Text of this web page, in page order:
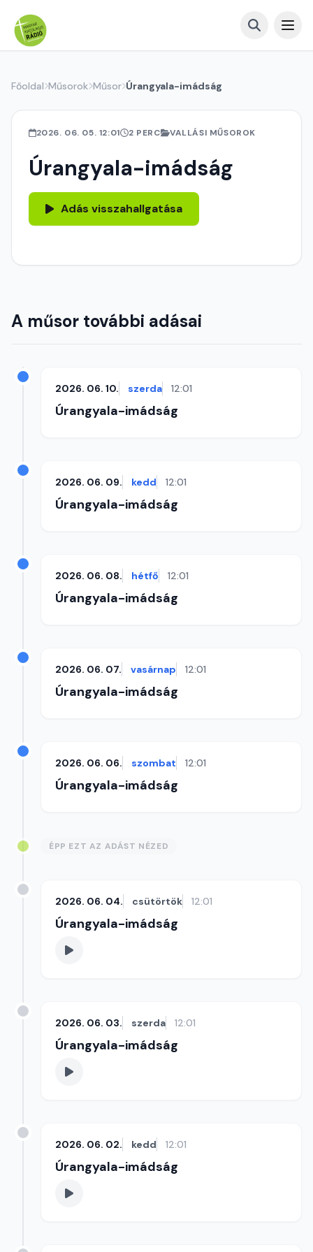
Főoldal Műsorok Műsor Úrangyala-imádság
2026. 06. 05. 12:01 2 PERC VALLÁSI MŰSOROK
Úrangyala-imádság
Adás visszahallgatása
A műsor további adásai
2026. 06. 10. szerda 12:01
Úrangyala-imádság
2026. 06. 09. kedd 12:01
Úrangyala-imádság
2026. 06. 08. hétfő 12:01
Úrangyala-imádság
2026. 06. 07. vasárnap 12:01
Úrangyala-imádság
2026. 06. 06. szombat 12:01
Úrangyala-imádság
ÉPP EZT AZ ADÁST NÉZED
2026. 06. 04. csütörtök 12:01
Úrangyala-imádság
2026. 06. 03. szerda 12:01
Úrangyala-imádság
2026. 06. 02. kedd 12:01
Úrangyala-imádság